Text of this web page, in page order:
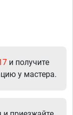
и получите
у мастера.